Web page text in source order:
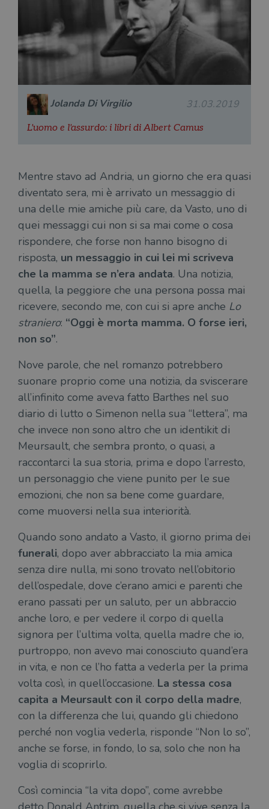
Jolanda Di Virgilio 31.03.2019
L'uomo e l'assurdo: i libri di Albert Camus
Mentre stavo ad Andria, un giorno che era quasi
diventato sera, mi è arrivato un messaggio di
una delle mie amiche più care, da Vasto, uno di
quei messaggi cui non si sa mai come o cosa
rispondere, che forse non hanno bisogno di
risposta, un messaggio in cui lei mi scriveva
che la mamma se n’era andata. Una notizia,
quella, la peggiore che una persona possa mai
ricevere, secondo me, con cui si apre anche Lo
straniero: “Oggi è morta mamma. O forse ieri,
non so”.
Nove parole, che nel romanzo potrebbero
suonare proprio come una notizia, da sviscerare
all’infinito come aveva fatto Barthes nel suo
diario di lutto o Simenon nella sua “lettera”, ma
che invece non sono altro che un identikit di
Meursault, che sembra pronto, o quasi, a
raccontarci la sua storia, prima e dopo l’arresto,
un personaggio che viene punito per le sue
emozioni, che non sa bene come guardare,
come muoversi nella sua interiorità.
Quando sono andato a Vasto, il giorno prima dei
funerali, dopo aver abbracciato la mia amica
senza dire nulla, mi sono trovato nell’obitorio
dell’ospedale, dove c’erano amici e parenti che
erano passati per un saluto, per un abbraccio
anche loro, e per vedere il corpo di quella
signora per l’ultima volta, quella madre che io,
purtroppo, non avevo mai conosciuto quand’era
in vita, e non ce l’ho fatta a vederla per la prima
volta così, in quell’occasione. La stessa cosa
capita a Meursault con il corpo della madre,
con la differenza che lui, quando gli chiedono
perché non voglia vederla, risponde “Non lo so”,
anche se forse, in fondo, lo sa, solo che non ha
voglia di scoprirlo.
Così comincia “la vita dopo”, come avrebbe